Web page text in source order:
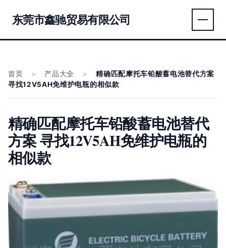
东莞市鑫驰贸易有限公司
首页 > 产品大全 >
精确匹配摩托车铅酸蓄电池替代方案
寻找12V5AH免维护电瓶的相似款
精确匹配摩托车铅酸蓄电池替代
方案 寻找12V5AH免维护电瓶的
相似款